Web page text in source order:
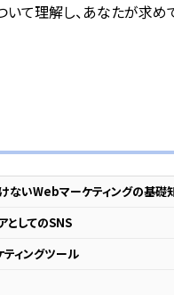
て理解し、あなたが求め
ないWebマーケティングの基
としてのSNS
ィングツール